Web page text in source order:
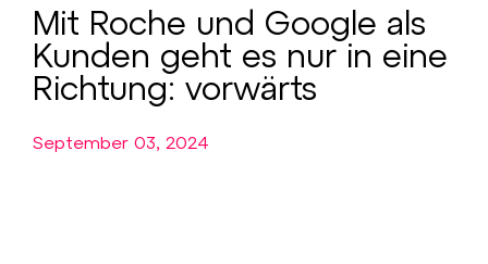
Mit Roche und Google als
Kunden geht es nur in eine
Richtung: vorwärts
September 03, 2024